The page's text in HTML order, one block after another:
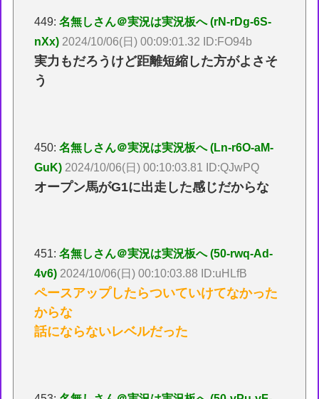
449:名無しさん＠実況は実況板へ (rN-rDg-6S-
nXx) 2024/10/06(日) 00:09:01.32 ID:FO94b
実力もだろうけど距離短縮した方がよさそ
う
450:名無しさん＠実況は実況板へ (Ln-r6O-aM-
GuK) 2024/10/06(日) 00:10:03.81 ID:QJwPQ
オープン馬がG1に出走した感じだからな
451:名無しさん＠実況は実況板へ (50-rwq-Ad-
4v6) 2024/10/06(日) 00:10:03.88 ID:uHLfB
ペースアップしたらついていけてなかった
からな
話にならないレベルだった